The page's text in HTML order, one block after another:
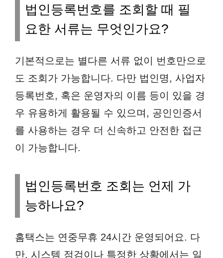
법인등록번호를 조회할 때 필
요한 서류는 무엇인가요?
기본적으로는 별다른 서류 없이 번호만으로
도 조회가 가능합니다. 다만 법인명, 사업자
등록번호, 혹은 운영자의 이름 등이 있을 경
우 유용하게 활용될 수 있으며, 공인인증서
를 사용하는 경우 더 신속하고 안전한 접근
이 가능합니다.
법인등록번호 조회는 언제 가
능하나요?
홈택스는 연중무휴 24시간 운영되어요. 다
만, 시스템 점검이나 특정한 상황에서는 일